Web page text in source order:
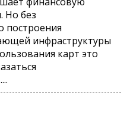
Но без
построения
инфраструктуры
карт это